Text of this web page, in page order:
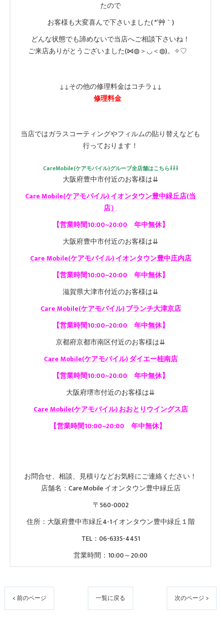
たので
お客様も大変喜んで下さいました( *´艸｀)
どんな状態でも諦めないで当店へご相談下さいね！
ご来店ありがとうございました(⋈◍＞◡＜◍)。✧♡
↓↓その他の修理料金はコチラ↓↓
修理料金
当店ではガラスコーティングやフィルムの貼り替えなども
行っております！
CareMobile(ケアモバイル)グループ全店舗はこちら⇩⇩⇩
大阪府豊中市付近のお客様は⇊
Care Mobile(ケアモバイル)イオンタウン豊中緑丘店(当
店）
【営業時間10:00~20:00 年中無休】
大阪府豊中市付近のお客様は⇊
Care Mobile(ケアモバイル)イオンタウン豊中庄内店
【営業時間10:00~20:00 年中無休】
滋賀県大津市付近のお客様は⇊
Care Mobile(ケアモバイル) ブランチ大津京店
【営業時間10:00~20:00 年中無休】
京都府京都市南区付近のお客様は⇊
Care Mobile(ケアモバイル)ダイエー桂南店
【営業時間10:00~20:00 年中無休】
大阪府堺市付近のお客様は⇊
Care Mobile(ケアモバイル)おおとりウイングス店
【営業時間10:00~20:00 年中無休】
お問合せ、相談、見積りなどお気軽にご連絡ください！
店舗名：Care Mobile イオンタウン豊中緑丘店
〒560-0002
住所：大阪府豊中市緑丘4-1イオンタウン豊中緑丘１階
TEL：06-6335-4451
営業時間：10:00～20:00
< 前のページ 一覧に戻る 次のページ >